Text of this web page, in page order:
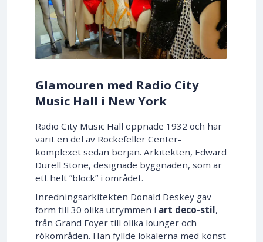
Glamouren med Radio City
Music Hall i New York
Radio City Music Hall öppnade 1932 och har
varit en del av Rockefeller Center-
komplexet sedan början. Arkitekten, Edward
Durell Stone, designade byggnaden, som är
ett helt ”block” i området.
Inredningsarkitekten Donald Deskey gav
form till 30 olika utrymmen i art deco-stil,
från Grand Foyer till olika lounger och
rökområden. Han fyllde lokalerna med konst